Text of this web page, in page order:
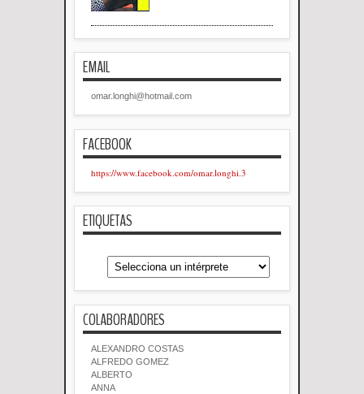
EMAIL
omar.longhi@hotmail.com
FACEBOOK
https://www.facebook.com/omar.longhi.3
ETIQUETAS
COLABORADORES
ALEXANDRO COSTAS
ALFREDO GOMEZ
ALBERTO
ANNA